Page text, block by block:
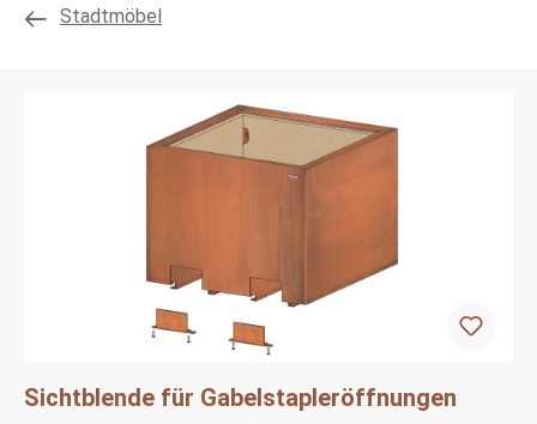
Stadtmöbel
Sichtblende für Gabelstapleröffnungen